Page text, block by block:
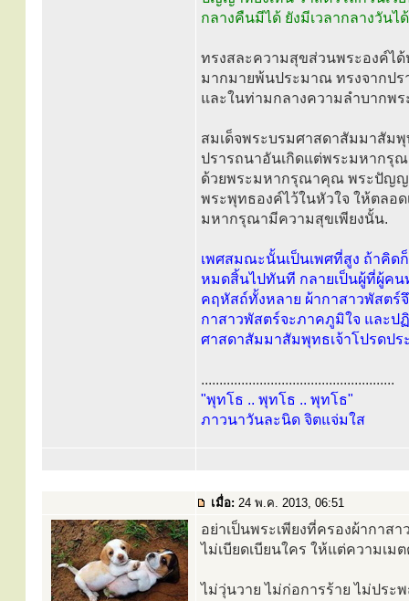
กลางคืนมีได้ ยังมีเวลากลางวัน
ทรงสละความสุขส่วนพระองค์ไ
มากมายพ้นประมาณ ทรงจากป
และในท่ามกลางความลำบากพร
สมเด็จพระบรมศาสดาสัมมาสัม
ปรารถนาอันเกิดแต่พระมหากรุ
ด้วยพระมหากรุณาคุณ พระปัญญ
พระพุทธองค์ไว้ในหัวใจ ให้ตลอด
มหากรุณามีความสุขเพียงนั้น.
เพศสมณะนั้นเป็นเพศที่สูง ถ้าคิด
หมดสิ้นไปทันที กลายเป็นผู้ที่ผู้คน
คฤหัสถ์ทั้งหลาย ผ้ากาสาวพัสต
กาสาวพัสตร์จะภาคภูมิใจ และป
ศาสดาสัมมาสัมพุทธเจ้าโปรดป
.....................................................
"พุทโธ .. พุทโธ .. พุทโธ"
ภาวนาวันละนิด จิตแจ่มใส
เมื่อ: 24 พ.ค. 2013, 06:51
อย่าเป็นพระเพียงที่ครองผ้ากาส
ไม่เบียดเบียนใคร ให้แต่ความเม
ไม่วุ่นวาย ไม่ก่อการร้าย ไม่ประ